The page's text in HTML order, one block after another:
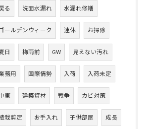
る 洗面水漏れ 水漏れ修繕
ールデンウィーク 連休 お掃除
日 梅雨前 GW 見えない汚れ
務用 国際情勢 入荷 入荷未定
東 建築資材 戦争 カビ対策
栽剪定 お手入れ 子供部屋 成長